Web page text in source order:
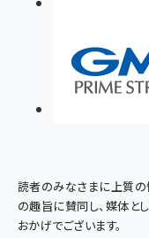
読者のみなさまに上質
の趣旨に賛同し、媒体と
おかげでございます。